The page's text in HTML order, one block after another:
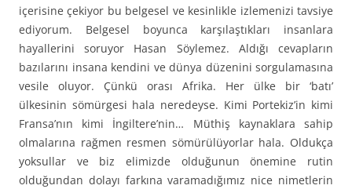
içerisine çekiyor bu belgesel ve kesinlikle izlemenizi tavsiye
ediyorum. Belgesel boyunca karşılaştıkları insanlara
hayallerini soruyor Hasan Söylemez. Aldığı cevapların
bazılarını insana kendini ve dünya düzenini sorgulamasına
vesile oluyor. Çünkü orası Afrika. Her ülke bir ‘batı’
ülkesinin sömürgesi hala neredeyse. Kimi Portekiz’in kimi
Fransa’nın kimi İngiltere’nin… Müthiş kaynaklara sahip
olmalarına rağmen resmen sömürülüyorlar hala. Oldukça
yoksullar ve biz elimizde olduğunun önemine rutin
olduğundan dolayı farkına varamadığımız nice nimetlerin